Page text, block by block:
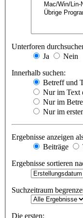
Unterforen
Ja
Nein
Innerhalb suchen:
Betreff und
Nur im Text
Nur im
Nur im
Ergebnisse anzeigen
Beiträge
Ergebnisse sortieren
Suchzeitraum
Die ersten: